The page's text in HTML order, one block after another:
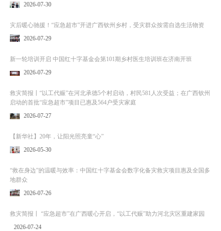
2026-07-30
灾后暖心驰援！“应急超市”开进广西钦州乡村，受灾群众按需自选生活物资
2026-07-29
新一轮培训开启 中国红十字基金会第101期乡村医生培训班在济南开班
2026-07-29
救灾简报丨“以工代赈”在河北承德5个村启动，村民581人次受益；在广西钦州
启动的首批“应急超市”项目已惠及564户受灾家庭
2026-07-27
【新华社】20年，让阳光照亮童“心”
2026-05-30
“救在身边”的温暖与效率：中国红十字基金会数字化备灾救灾项目惠及全国多
地群众
2026-07-26
救灾简报丨 “应急超市”在广西暖心开启，“以工代赈”助力河北灾区重建家园
2026-07-24